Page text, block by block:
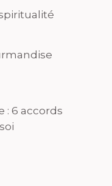
: 6 accords